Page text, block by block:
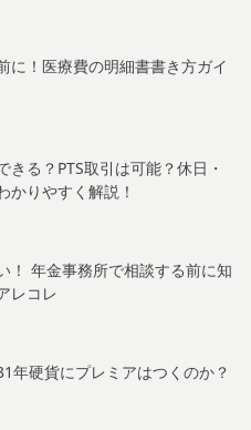
に！医療費の明細書書き方ガイ
きる？PTS取引は可能？休日・
かりやすく解説！
！ 年金事務所で相談する前に知
レコレ
年硬貨にプレミアはつくのか？